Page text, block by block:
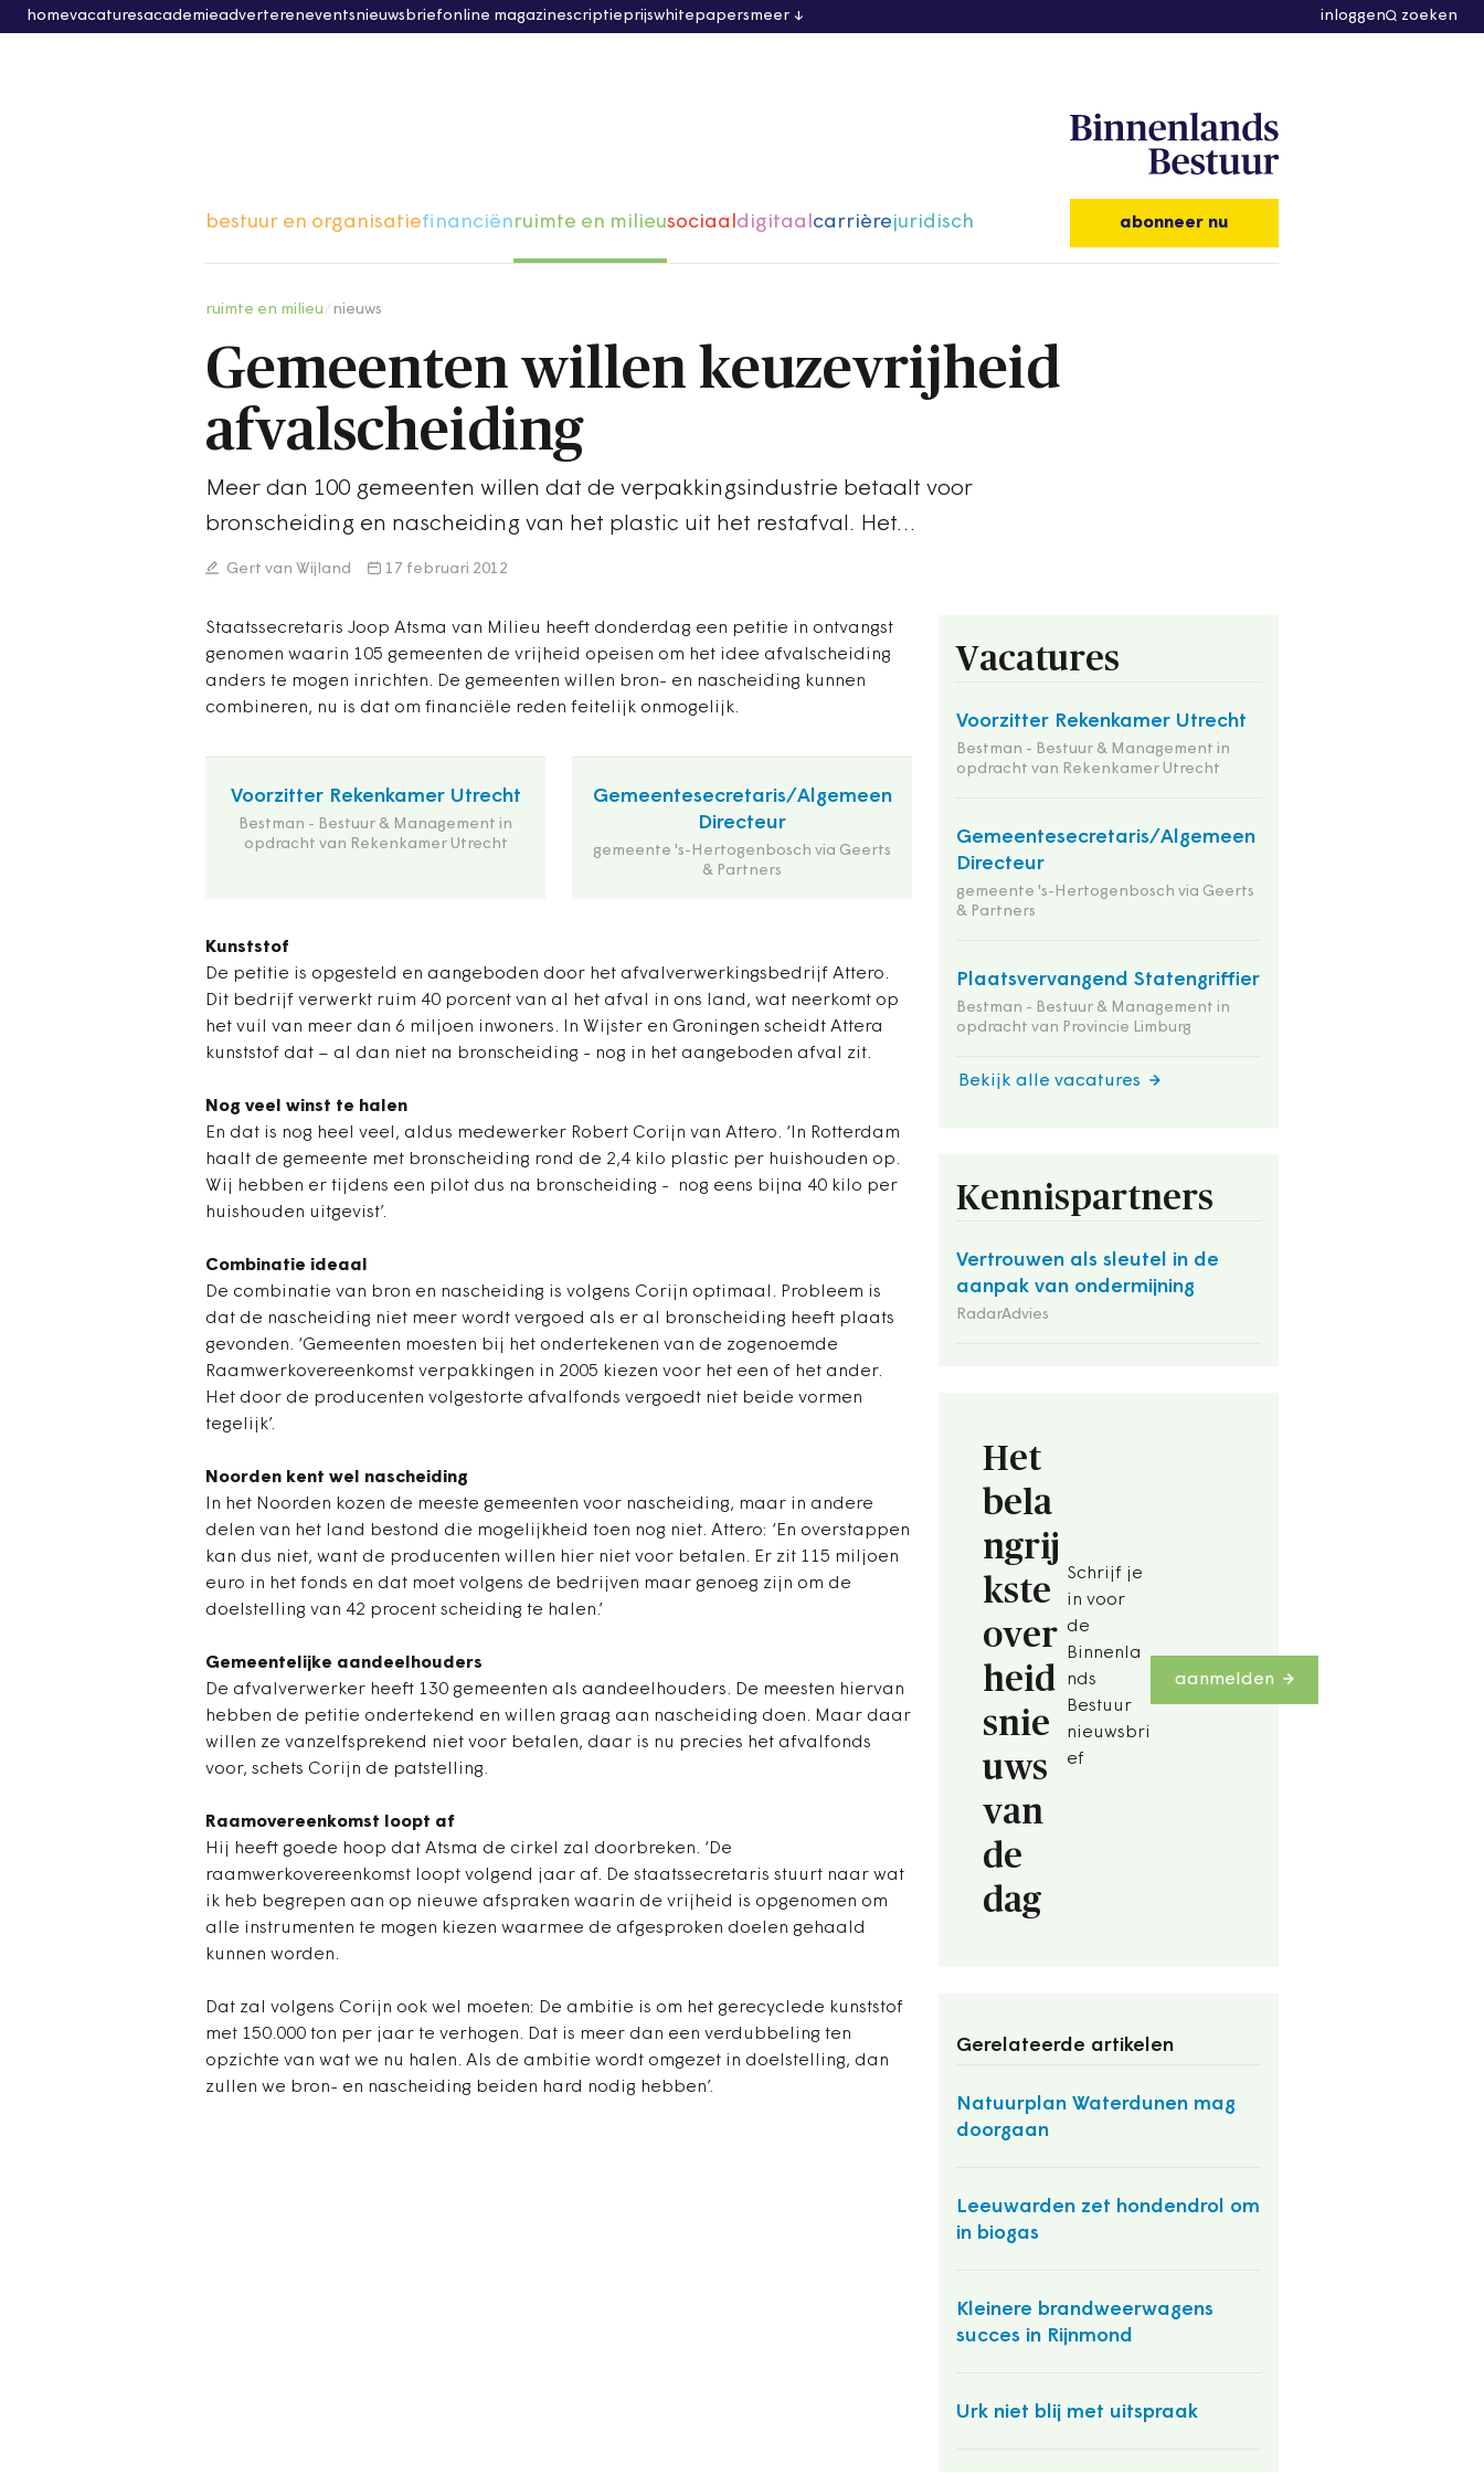
homevacaturesacademieadvertereneventsnieuwsbriefonline magazinescriptieprijswhitepapersmeer inloggen zoeken
bestuur en organisatiefinanciënruimte en milieusociaaldigitaalcarrièrejuridisch abonneer nu
ruimte en milieu nieuws
Gemeenten willen keuzevrijheid
afvalscheiding
Meer dan 100 gemeenten willen dat de verpakkingsindustrie betaalt voor
bronscheiding en nascheiding van het plastic uit het restafval. Het…
Gert van Wijland 17 februari 2012
Staatssecretaris Joop Atsma van Milieu heeft donderdag een petitie in ontvangst
genomen waarin 105 gemeenten de vrijheid opeisen om het idee afvalscheiding
anders te mogen inrichten. De gemeenten willen bron- en nascheiding kunnen
combineren, nu is dat om financiële reden feitelijk onmogelijk.
Voorzitter Rekenkamer Utrecht
Bestman - Bestuur & Management in
opdracht van Rekenkamer Utrecht
Gemeentesecretaris/Algemeen
Directeur
gemeente 's-Hertogenbosch via Geerts
& Partners
Kunststof
De petitie is opgesteld en aangeboden door het afvalverwerkingsbedrijf Attero.
Dit bedrijf verwerkt ruim 40 porcent van al het afval in ons land, wat neerkomt op
het vuil van meer dan 6 miljoen inwoners. In Wijster en Groningen scheidt Attera
kunststof dat – al dan niet na bronscheiding - nog in het aangeboden afval zit.
Vacatures
Voorzitter Rekenkamer Utrecht
Bestman - Bestuur & Management in
opdracht van Rekenkamer Utrecht
Gemeentesecretaris/Algemeen
Directeur
gemeente 's-Hertogenbosch via Geerts
& Partners
Plaatsvervangend Statengriffier
Bestman - Bestuur & Management in
opdracht van Provincie Limburg
Bekijk alle vacatures
Kennispartners
Vertrouwen als sleutel in de
aanpak van ondermijning
RadarAdvies
Het
bela
ngrij
kste
over
heid
snie
uws
van
de
dag
Schrijf je
in voor
de
Binnenla
nds
Bestuur
nieuwsbri
ef
aanmelden
Gerelateerde artikelen
Natuurplan Waterdunen mag
doorgaan
Leeuwarden zet hondendrol om
in biogas
Kleinere brandweerwagens
succes in Rijnmond
Urk niet blij met uitspraak
Nog veel winst te halen
En dat is nog heel veel, aldus medewerker Robert Corijn van Attero. ‘In Rotterdam
haalt de gemeente met bronscheiding rond de 2,4 kilo plastic per huishouden op.
Wij hebben er tijdens een pilot dus na bronscheiding - nog eens bijna 40 kilo per
huishouden uitgevist’.
Combinatie ideaal
De combinatie van bron en nascheiding is volgens Corijn optimaal. Probleem is
dat de nascheiding niet meer wordt vergoed als er al bronscheiding heeft plaats
gevonden. ‘Gemeenten moesten bij het ondertekenen van de zogenoemde
Raamwerkovereenkomst verpakkingen in 2005 kiezen voor het een of het ander.
Het door de producenten volgestorte afvalfonds vergoedt niet beide vormen
tegelijk’.
Noorden kent wel nascheiding
In het Noorden kozen de meeste gemeenten voor nascheiding, maar in andere
delen van het land bestond die mogelijkheid toen nog niet. Attero: ‘En overstappen
kan dus niet, want de producenten willen hier niet voor betalen. Er zit 115 miljoen
euro in het fonds en dat moet volgens de bedrijven maar genoeg zijn om de
doelstelling van 42 procent scheiding te halen.’
Gemeentelijke aandeelhouders
De afvalverwerker heeft 130 gemeenten als aandeelhouders. De meesten hiervan
hebben de petitie ondertekend en willen graag aan nascheiding doen. Maar daar
willen ze vanzelfsprekend niet voor betalen, daar is nu precies het afvalfonds
voor, schets Corijn de patstelling.
Raamovereenkomst loopt af
Hij heeft goede hoop dat Atsma de cirkel zal doorbreken. ‘De
raamwerkovereenkomst loopt volgend jaar af. De staatssecretaris stuurt naar wat
ik heb begrepen aan op nieuwe afspraken waarin de vrijheid is opgenomen om
alle instrumenten te mogen kiezen waarmee de afgesproken doelen gehaald
kunnen worden.
Dat zal volgens Corijn ook wel moeten: De ambitie is om het gerecyclede kunststof
met 150.000 ton per jaar te verhogen. Dat is meer dan een verdubbeling ten
opzichte van wat we nu halen. Als de ambitie wordt omgezet in doelstelling, dan
zullen we bron- en nascheiding beiden hard nodig hebben’.